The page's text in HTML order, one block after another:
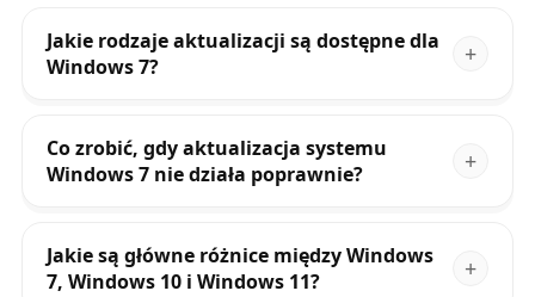
Jakie rodzaje aktualizacji są dostępne dla
Windows 7?
Co zrobić, gdy aktualizacja systemu
Windows 7 nie działa poprawnie?
Jakie są główne różnice między Windows
7, Windows 10 i Windows 11?